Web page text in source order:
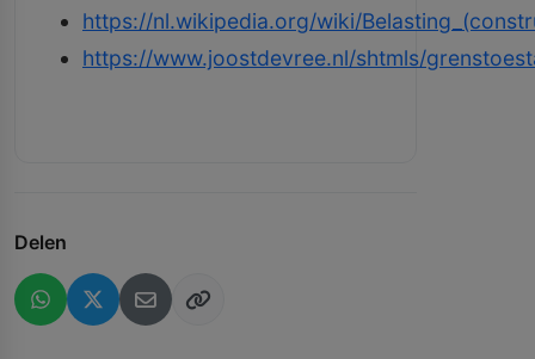
https://nl.wikipedia.org/wiki/
https://www.joostdevree.nl/shtmls/
Delen